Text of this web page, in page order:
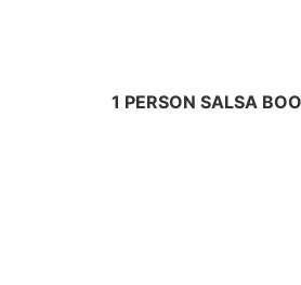
1 PERSON SALSA